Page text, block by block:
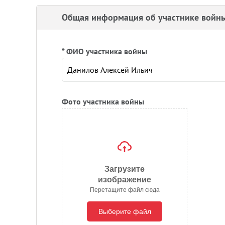
Общая информация об участнике
* ФИО участника войны
Фото участника войны
Загрузите
изображение
Перетащите файл сюда